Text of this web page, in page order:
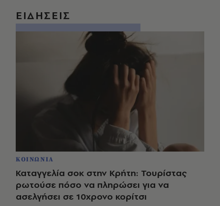
ΕΙΔΗΣΕΙΣ
ΚΟΙΝΩΝΙΑ
Καταγγελία σοκ στην Κρήτη: Τουρίστας
ρωτούσε πόσο να πληρώσει για να
ασελγήσει σε 10χρονο κορίτσι